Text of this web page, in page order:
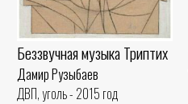
Беззвучная музыка Триптих
Дамир Рузыбаев
ДВП, уголь - 2015 год